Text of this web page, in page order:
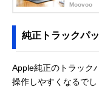
Moovoo
純正トラックパ
Apple純正のトラック
操作しやすくなるでし